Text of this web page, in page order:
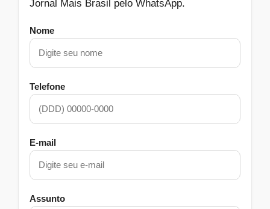
Jornal Mais Brasil pelo WhatsApp.
Nome
Telefone
E-mail
Assunto